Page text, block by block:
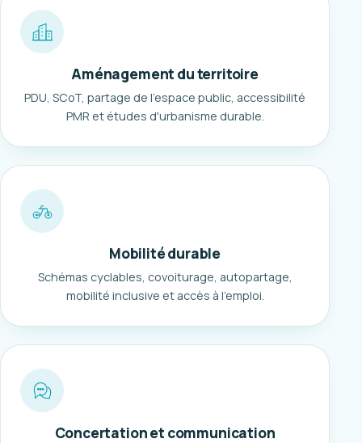
Aménagement du territoire
PDU, SCoT, partage de l'espace public, accessibilité
PMR et études d'urbanisme durable.
Mobilité durable
Schémas cyclables, covoiturage, autopartage,
mobilité inclusive et accès à l'emploi.
Concertation et communication